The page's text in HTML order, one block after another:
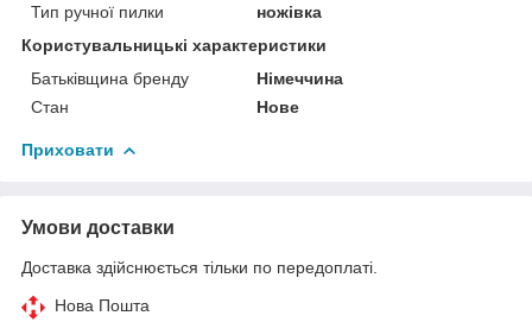
Тип ручної пилки
ножівка
Користувальницькі характеристики
Батьківщина бренду
Німеччина
Стан
Нове
Приховати
Умови доставки
Доставка здійснюється тільки по передоплаті.
Нова Пошта